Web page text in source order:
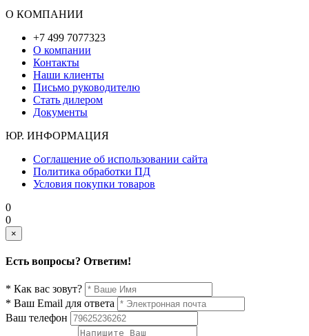
О КОМПАНИИ
+7 499 7077323
О компании
Контакты
Наши клиенты
Письмо руководителю
Стать дилером
Документы
ЮР. ИНФОРМАЦИЯ
Соглашение об использовании сайта
Политика обработки ПД
Условия покупки товаров
0
0
×
Есть вопросы? Ответим!
* Как вас зовут?
* Ваш Email для ответа
Ваш телефон